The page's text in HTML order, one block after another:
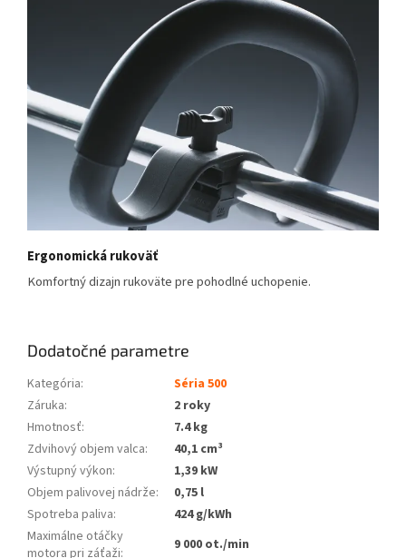
Ergonomická rukoväť
Komfortný dizajn rukoväte pre pohodlné uchopenie.
Dodatočné parametre
Kategória:
Séria 500
Záruka:
2 roky
Hmotnosť:
7.4 kg
Zdvihový objem valca:
40,1 cm³
Výstupný výkon:
1,39 kW
Objem palivovej nádrže:
0,75 l
Spotreba paliva:
424 g/kWh
Maximálne otáčky
motora pri záťaži:
9 000 ot./min